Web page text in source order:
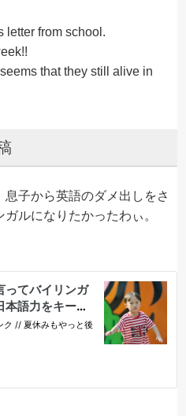
letter from school.
that they still alive in
子から英語のダメ出しをさ
ルになりたかったわぃ。